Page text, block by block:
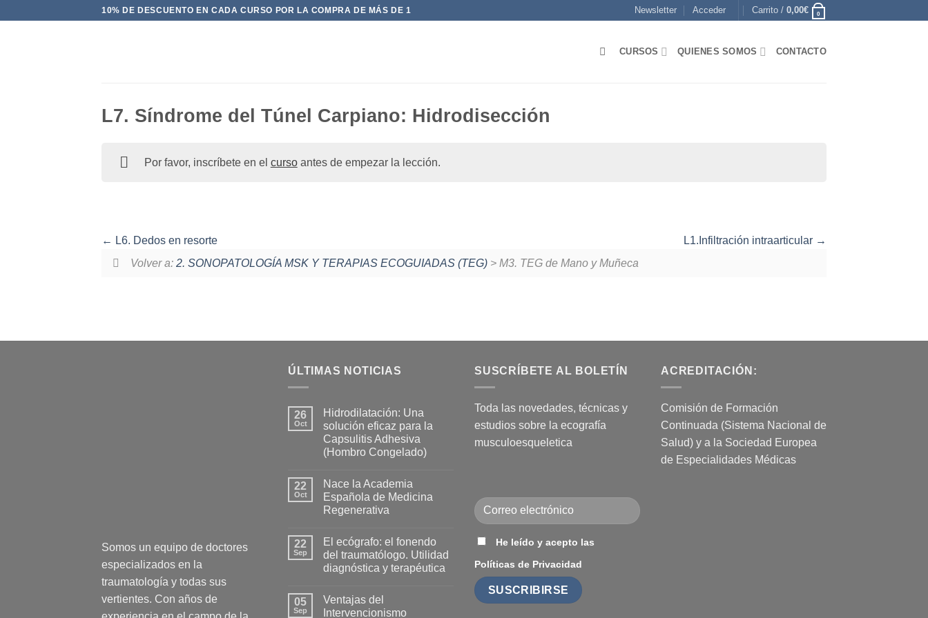
10% DE DESCUENTO EN CADA CURSO POR LA COMPRA DE MÁS DE 1 Newsletter Acceder Carrito / 0,00€ 0
CURSOS QUIENES SOMOS CONTACTO
L7. Síndrome del Túnel Carpiano: Hidrodisección
Por favor, inscríbete en el cursoantes de empezar la lección.
L6. Dedos en resorte
L1.Infiltración intraarticular
Volver a: 2. SONOPATOLOGÍA MSK Y TERAPIAS ECOGUIADAS (TEG)> M3. TEG de Mano y Muñeca
Somos un equipo de doctores
especializados en la
traumatología y todas sus
vertientes. Con años de
ÚLTIMAS NOTICIAS
26
Oct
Hidrodilatación: Una
solución eficaz para la
Capsulitis Adhesiva
(Hombro Congelado)
comentarios
en
Hidrodilatación:
Una
para
la
Capsulitis
Adhesiva
(Hombro
22
Oct
Nace la Academia
Española de Medicina
Regenerativa
comentarios
en
Nace
la
de
Medicina
Regenerativa
22
Sep
El ecógrafo: el fonendo
del traumatólogo. Utilidad
diagnóstica y terapéutica
comentarios
en
05
Sep
Ventajas del
Intervencionismo
SUSCRÍBETE AL BOLETÍN
Toda las novedades, técnicas y
estudios sobre la ecografía
musculoesqueletica
He leído y acepto las
Políticas de Privacidad
ACREDITACIÓN:
Comisión de Formación
Continuada (Sistema Nacional de
Salud) y a la Sociedad Europea
de Especialidades Médicas